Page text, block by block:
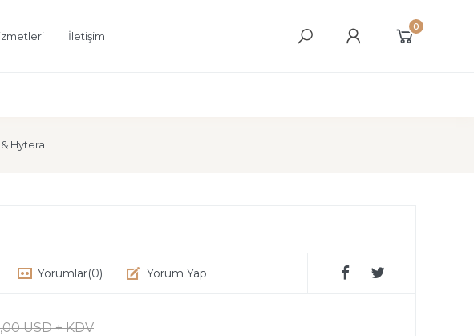
İletişim
0
& Hytera
Yorumlar(0) Yorum Yap
USD + KDV